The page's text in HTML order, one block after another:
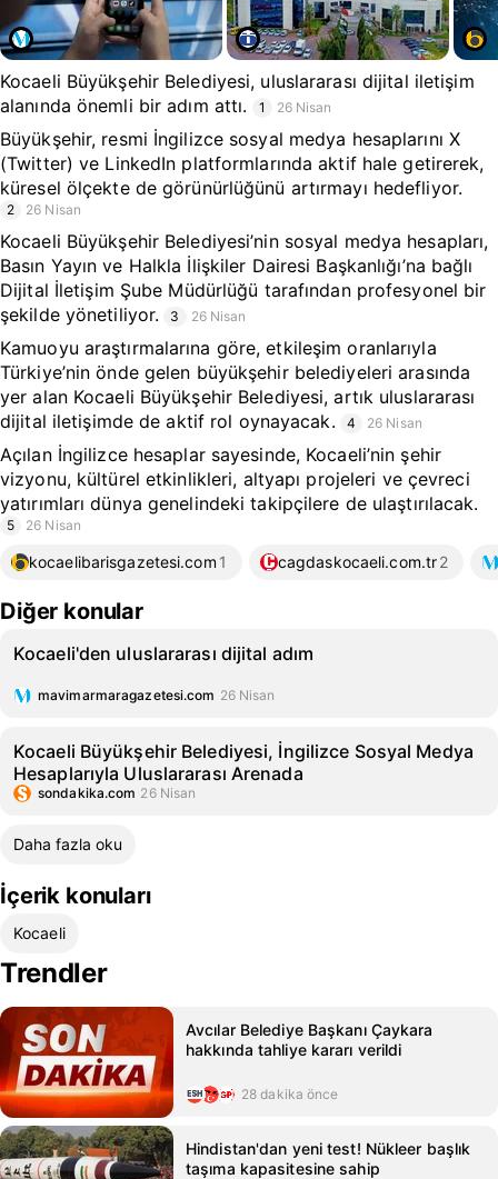
Kocaeli Büyükşehir Belediyesi, uluslararası dijital iletişim
alanında önemli bir adım attı.
1 26 Nisan
Büyükşehir, resmi İngilizce sosyal medya hesaplarını X
(Twitter) ve LinkedIn platformlarında aktif hale getirerek,
küresel ölçekte de görünürlüğünü artırmayı hedefliyor.
2 26 Nisan
Kocaeli Büyükşehir Belediyesi’nin sosyal medya hesapları,
Basın Yayın ve Halkla İlişkiler Dairesi Başkanlığı’na bağlı
Dijital İletişim Şube Müdürlüğü tarafından profesyonel bir
şekilde yönetiliyor.
3 26 Nisan
Kamuoyu araştırmalarına göre, etkileşim oranlarıyla
Türkiye’nin önde gelen büyükşehir belediyeleri arasında
yer alan Kocaeli Büyükşehir Belediyesi, artık uluslararası
dijital iletişimde de aktif rol oynayacak.
4 26 Nisan
Açılan İngilizce hesaplar sayesinde, Kocaeli’nin şehir
vizyonu, kültürel etkinlikleri, altyapı projeleri ve çevreci
yatırımları dünya genelindeki takipçilere de ulaştırılacak.
5 26 Nisan
kocaelibarisgazetesi.com 1 cagdaskocaeli.com.tr2
Diğer konular
Kocaeli'den uluslararası dijital adım
mavimarmaragazetesi.com 26 Nisan
Kocaeli Büyükşehir Belediyesi, İngilizce Sosyal Medya
Hesaplarıyla Uluslararası Arenada
sondakika.com 26 Nisan
Daha fazla oku
İçerik konuları
Kocaeli
Trendler
Avcılar Belediye Başkanı Çaykara
hakkında tahliye kararı verildi
28 dakika önce
Hindistan'dan yeni test! Nükleer başlık
taşıma kapasitesine sahip